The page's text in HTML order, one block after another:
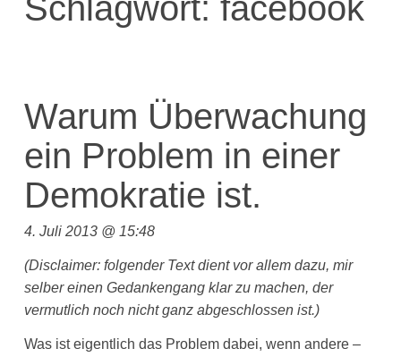
Schlagwort: facebook
Warum Überwachung
ein Problem in einer
Demokratie ist.
4. Juli 2013 @ 15:48
(Disclaimer: folgender Text dient vor allem dazu, mir
selber einen Gedankengang klar zu machen, der
vermutlich noch nicht ganz abgeschlossen ist.)
Was ist eigentlich das Problem dabei, wenn andere –